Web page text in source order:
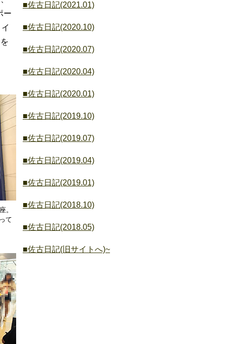
ー
。
て
■佐古日記(2021.01)
■佐古日記(2020.10)
■佐古日記(2020.07)
■佐古日記(2020.04)
■佐古日記(2020.01)
■佐古日記(2019.10)
■佐古日記(2019.07)
■佐古日記(2019.04)
■佐古日記(2019.01)
■佐古日記(2018.10)
■佐古日記(2018.05)
■佐古日記(旧サイトへ)~